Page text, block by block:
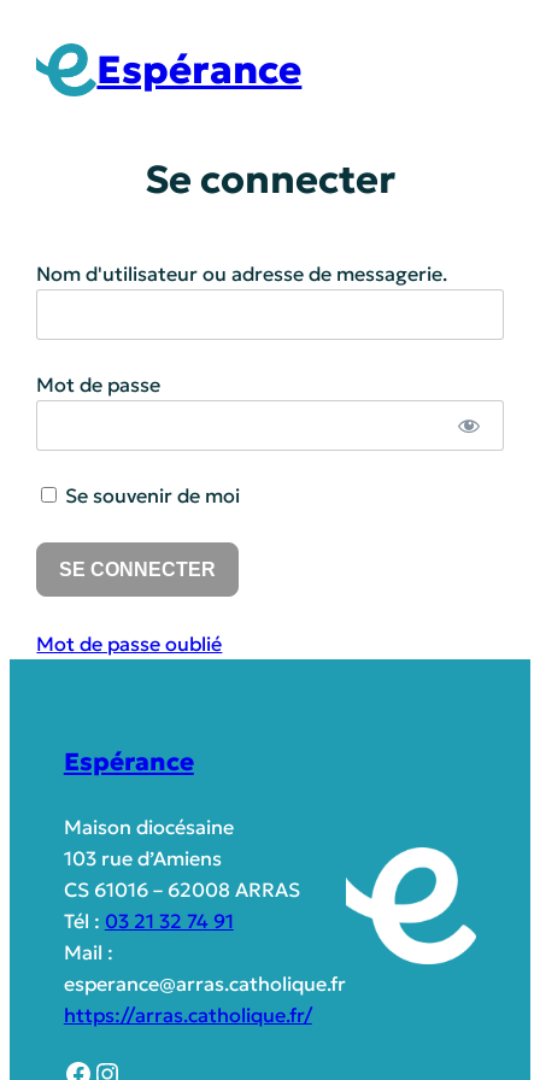
contenu Espérance
Se connecter
Nom d'utilisateur ou adresse de messagerie.
Mot de passe
Se souvenir de moi
Mot de passe oublié
Espérance
Maison diocésaine
103 rue d’Amiens
CS 61016 – 62008 ARRAS
Tél : 03 21 32 74 91
Mail :
esperance@arras.catholique.fr
https://arras.catholique.fr/